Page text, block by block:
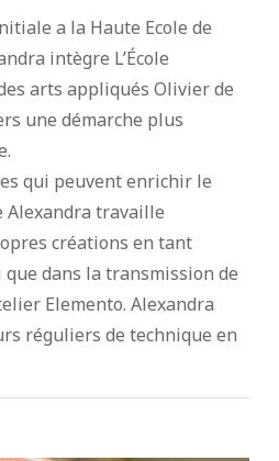
a la Haute Ecole de
intègre L’École
arts appliqués Olivier de
une démarche plus
qui peuvent enrichir le
Alexandra travaille
créations en tant
dans la transmission de
Elemento. Alexandra
réguliers de technique en